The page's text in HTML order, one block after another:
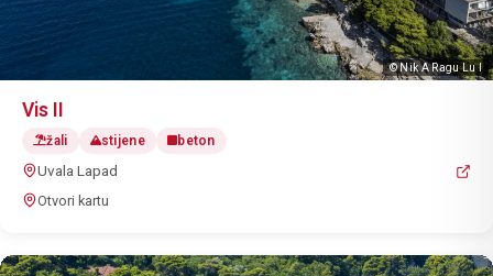
© Nik A Ragu Lu I
Vis II
žali stijene beton
Uvala Lapad
Otvori kartu